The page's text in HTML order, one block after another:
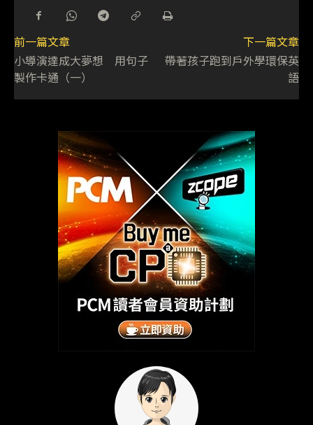
前一篇文章
小導演達成大夢想 用句子
製作卡通（一）
下一篇文章
帶著孩子跑到戶外學環保英
語